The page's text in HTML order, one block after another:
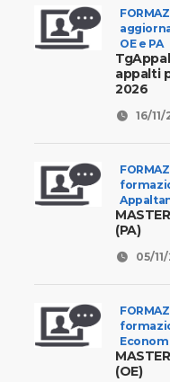
OE e PA
appalti
2026
16/
(PA)
05/
(OE)